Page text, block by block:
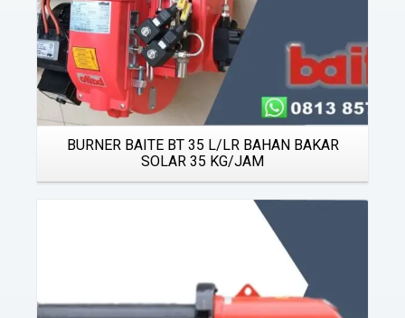
BURNER BAITE BT 35 L/LR BAHAN BAKAR
SOLAR 35 KG/JAM
Details